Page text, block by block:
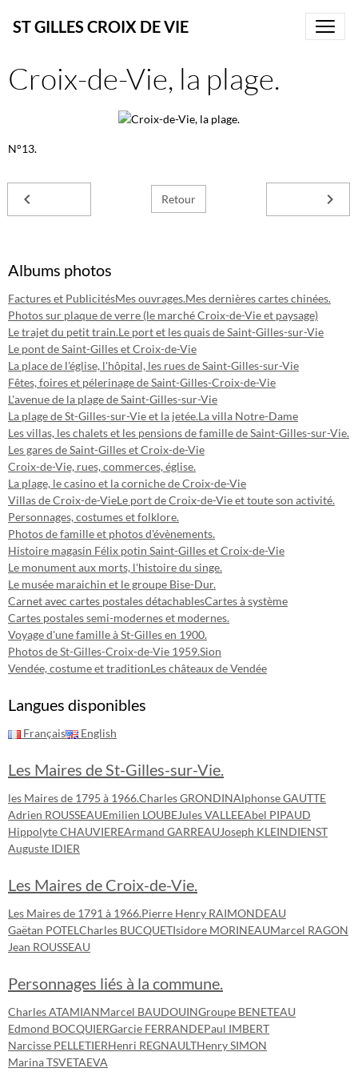
ST GILLES CROIX DE VIE
Croix-de-Vie, la plage.
N°13.
Retour
Albums photos
Factures et PublicitésMes ouvrages.Mes dernières cartes chinées.
Photos sur plaque de verre (le marché Croix-de-Vie et paysage)
Le trajet du petit train.Le port et les quais de Saint-Gilles-sur-Vie
Le pont de Saint-Gilles et Croix-de-Vie
La place de l'église, l'hôpital, les rues de Saint-Gilles-sur-Vie
Fêtes, foires et pélerinage de Saint-Gilles-Croix-de-Vie
L'avenue de la plage de Saint-Gilles-sur-Vie
La plage de St-Gilles-sur-Vie et la jetée.La villa Notre-Dame
Les villas, les chalets et les pensions de famille de Saint-Gilles-sur-Vie.
Les gares de Saint-Gilles et Croix-de-Vie
Croix-de-Vie, rues, commerces, église.
La plage, le casino et la corniche de Croix-de-Vie
Villas de Croix-de-VieLe port de Croix-de-Vie et toute son activité.
Personnages, costumes et folklore.
Photos de famille et photos d'évènements.
Histoire magasin Félix potin Saint-Gilles et Croix-de-Vie
Le monument aux morts, l'histoire du singe.
Le musée maraichin et le groupe Bise-Dur.
Carnet avec cartes postales détachablesCartes à système
Cartes postales semi-modernes et modernes.
Voyage d'une famille à St-Gilles en 1900.
Photos de St-Gilles-Croix-de-Vie 1959.Sion
Vendée, costume et traditionLes châteaux de Vendée
Langues disponibles
Français English
Les Maires de St-Gilles-sur-Vie.
les Maires de 1795 à 1966.Charles GRONDINAlphonse GAUTTE
Adrien ROUSSEAUEmilien LOUBEJules VALLEEAbel PIPAUD
Hippolyte CHAUVIEREArmand GARREAUJoseph KLEINDIENST
Auguste IDIER
Les Maires de Croix-de-Vie.
Les Maires de 1791 à 1966.Pierre Henry RAIMONDEAU
Gaëtan POTEL Charles BUCQUETIsidore MORINEAUMarcel RAGON
Jean ROUSSEAU
Personnages liés à la commune.
Charles ATAMIANMarcel BAUDOUINGroupe BENETEAU
Edmond BOCQUIERGarcie FERRANDEPaul IMBERT
Narcisse PELLETIERHenri REGNAULTHenry SIMON
Marina TSVETAEVA